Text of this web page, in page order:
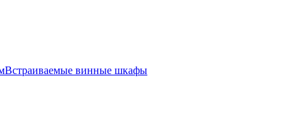
Встраиваемые винные шкафы